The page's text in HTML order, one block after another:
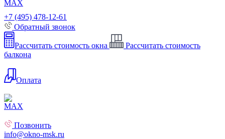
+7 (495) 478-12-61
Обратный звонок
Рассчитать стоимость окна
Рассчитать стоимость
балкона
Оплата
Позвонить
info@okno-msk.ru